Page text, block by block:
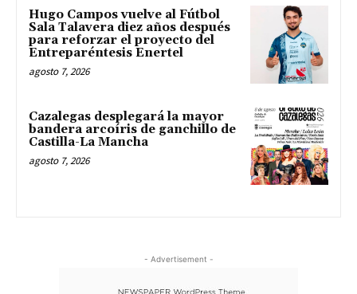
Hugo Campos vuelve al Fútbol
Sala Talavera diez años después
para reforzar el proyecto del
Entreparéntesis Enertel
agosto 7, 2026
Cazalegas desplegará la mayor
bandera arcoíris de ganchillo de
Castilla-La Mancha
agosto 7, 2026
- Advertisement -